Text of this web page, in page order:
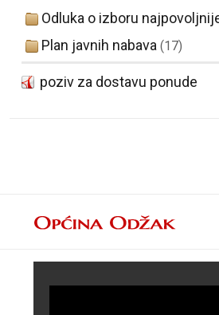
Odluka o izboru
Plan javnih nabava (17)
poziv za dostavu ponude